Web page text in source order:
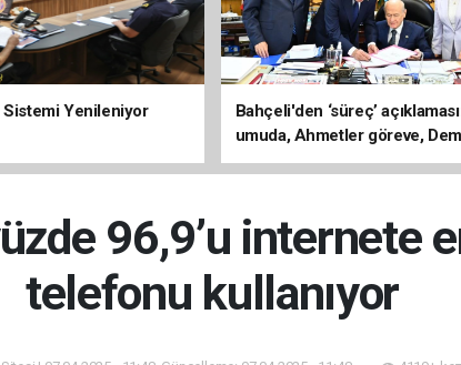
Sistemi Yenileniyor
Bahçeli'den ‘süreç’
umuda, Ahmetler göreve,
evine dönmeli’
96,9’u internete
telefonu kullanıyor